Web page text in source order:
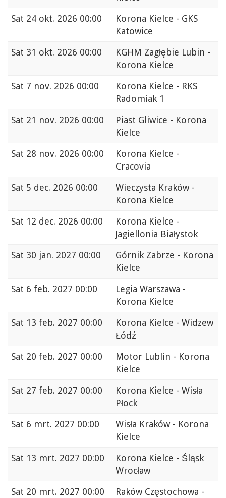
Sat 24 okt. 2026 00:00
Korona Kielce - GKS
Katowice
Sat 31 okt. 2026 00:00
KGHM Zagłębie Lubin -
Korona Kielce
Sat 7 nov. 2026 00:00
Korona Kielce - RKS
Radomiak 1
Sat 21 nov. 2026 00:00
Piast Gliwice - Korona
Kielce
Sat 28 nov. 2026 00:00
Korona Kielce -
Cracovia
Sat 5 dec. 2026 00:00
Wieczysta Kraków -
Korona Kielce
Sat 12 dec. 2026 00:00
Korona Kielce -
Jagiellonia Białystok
Sat 30 jan. 2027 00:00
Górnik Zabrze - Korona
Kielce
Sat 6 feb. 2027 00:00
Legia Warszawa -
Korona Kielce
Sat 13 feb. 2027 00:00
Korona Kielce - Widzew
Łódź
Sat 20 feb. 2027 00:00
Motor Lublin - Korona
Kielce
Sat 27 feb. 2027 00:00
Korona Kielce - Wisła
Płock
Sat 6 mrt. 2027 00:00
Wisła Kraków - Korona
Kielce
Sat 13 mrt. 2027 00:00
Korona Kielce - Śląsk
Wrocław
Sat 20 mrt. 2027 00:00
Raków Częstochowa -